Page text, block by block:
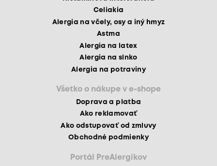
Celiakia
Alergia na včely, osy a iný hmyz
Astma
Alergia na latex
Alergia na slnko
Alergia na potraviny
Všetko o nákupe v e-shope
Doprava a platba
Ako reklamovať
Ako odstupovať od zmluvy
Obchodné podmienky
Portál PreAlergikov